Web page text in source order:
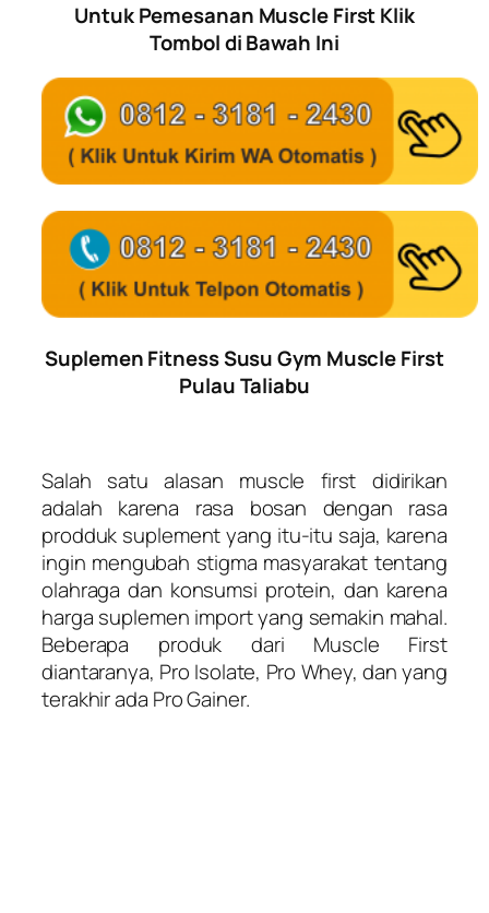
Untuk Pemesanan Muscle First Klik
Tombol di Bawah Ini
Suplemen Fitness Susu Gym Muscle First
Pulau Taliabu
Salah satu alasan muscle first didirikan
adalah karena rasa bosan dengan rasa
prodduk suplement yang itu-itu saja, karena
ingin mengubah stigma masyarakat tentang
olahraga dan konsumsi protein, dan karena
harga suplemen import yang semakin mahal.
Beberapa produk dari Muscle First
diantaranya, Pro Isolate, Pro Whey, dan yang
terakhir ada Pro Gainer.